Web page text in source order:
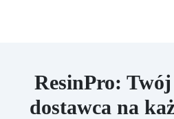
ResinPro:
dostawca na